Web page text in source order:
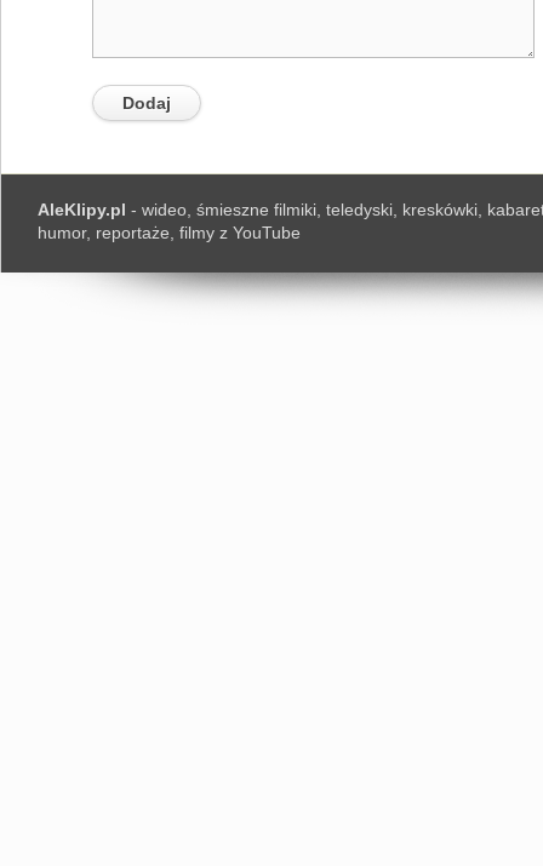
AleKlipy.pl - wideo, śmieszne filmiki, teledyski, kreskówki,
humor, reportaże, filmy z YouTube